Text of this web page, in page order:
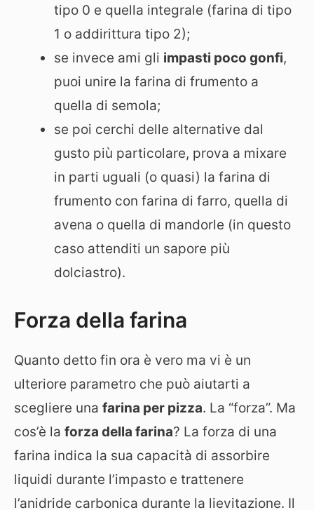
tipo 0 e quella integrale (farina di tipo
1 o addirittura tipo 2);
se invece ami gli impasti poco gonfi,
puoi unire la farina di frumento a
quella di semola;
se poi cerchi delle alternative dal
gusto più particolare, prova a mixare
in parti uguali (o quasi) la farina di
frumento con farina di farro, quella di
avena o quella di mandorle (in questo
caso attenditi un sapore più
dolciastro).
Forza della farina
Quanto detto fin ora è vero ma vi è un
ulteriore parametro che può aiutarti a
scegliere una farina per pizza. La “forza”. Ma
cos’è la forza della farina? La forza di una
farina indica la sua capacità di assorbire
liquidi durante l’impasto e trattenere
l’anidride carbonica durante la lievitazione. Il